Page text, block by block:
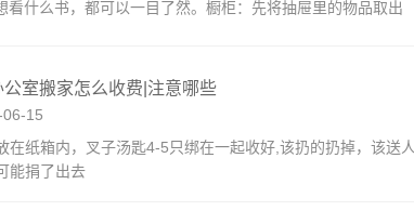
看什么书，都可以一目了然。橱柜：先将抽屉里的物品取出
公室搬家怎么收费|注意哪些
06-15
在纸箱内，叉子汤匙4-5只绑在一起收好,该扔的扔掉，该送
能捐了出去